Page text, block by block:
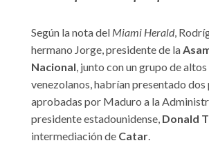
Según la nota del Miami Herald,
hermano Jorge, presidente de la
Nacional, junto con un grupo de
venezolanos, habrían presentado dos
aprobadas por Maduro a la
presidente estadounidense, Donald
intermediación de Catar.